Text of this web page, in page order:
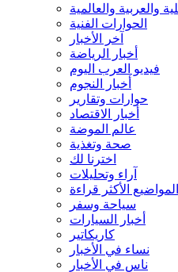
والعربية والعالمية
الحوارات الفنية
آخر الأخبار
أخبار الرياضة
فيديو العرب اليوم
أخبار النجوم
حوارات وتقارير
أخبار الاقتصاد
عالم الموضة
صحة وتغذية
اخترنا لك
آراء وتحليلات
المواضيع الأكثر قراءة
سياحة وسفر
أخبار السيارات
كاريكاتير
نساء في الأخبار
ناس في الأخبار